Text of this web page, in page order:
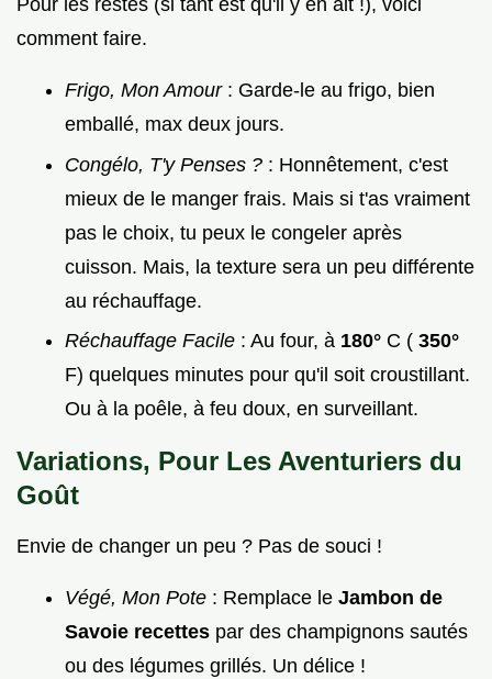
Pour les restes (si tant est qu'il y en ait !), voici
comment faire.
Frigo, Mon Amour : Garde-le au frigo, bien
emballé, max deux jours.
Congélo, T'y Penses ? : Honnêtement, c'est
mieux de le manger frais. Mais si t'as vraiment
pas le choix, tu peux le congeler après
cuisson. Mais, la texture sera un peu différente
au réchauffage.
Réchauffage Facile : Au four, à 180° C ( 350°
F) quelques minutes pour qu'il soit croustillant.
Ou à la poêle, à feu doux, en surveillant.
Variations, Pour Les Aventuriers du
Goût
Envie de changer un peu ? Pas de souci !
Végé, Mon Pote : Remplace le Jambon de
Savoie recettes par des champignons sautés
ou des légumes grillés. Un délice !